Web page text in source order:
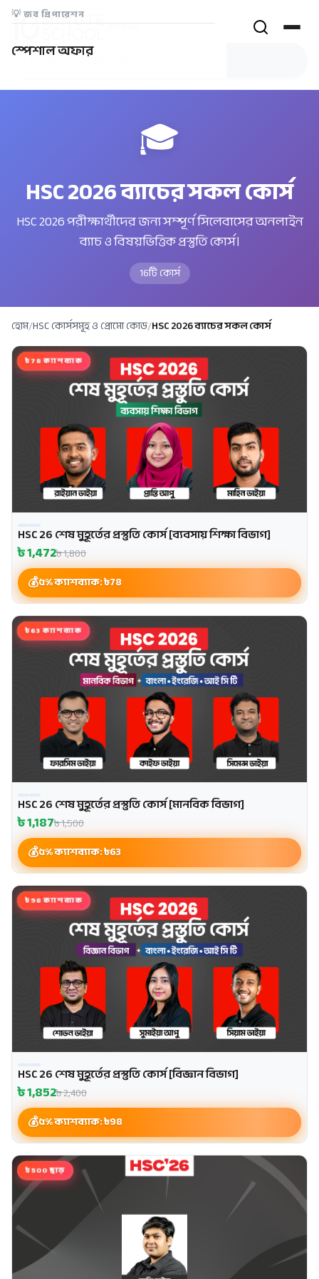
PROMO
💡জব প্রিপারেশন
স্পেশাল অফার
🎓
HSC 2026 ব্যাচের সকল কোর্স
HSC 2026 পরীক্ষার্থীদের জন্য সম্পূর্ণ সিলেবাসের অনলাইন
ব্যাচ ও বিষয়ভিত্তিক প্রস্তুতি কোর্স।
16টি কোর্স
হোম/HSC কোর্সসমূহ ও প্রোমো কোড/HSC 2026 ব্যাচের সকল কোর্স
৳78 ক্যাশব্যাক
HSC 26 শেষ মুহূর্তের প্রস্তুতি কোর্স [ব্যবসায় শিক্ষা বিভাগ]
৳1,472৳1,800
৫% ক্যাশব্যাক: ৳78
৳63 ক্যাশব্যাক
HSC 26 শেষ মুহূর্তের প্রস্তুতি কোর্স [মানবিক বিভাগ]
৳1,187৳1,500
৫% ক্যাশব্যাক: ৳63
৳98 ক্যাশব্যাক
HSC 26 শেষ মুহূর্তের প্রস্তুতি কোর্স [বিজ্ঞান বিভাগ]
৳1,852৳2,400
৫% ক্যাশব্যাক: ৳98
৳500 ছাড়